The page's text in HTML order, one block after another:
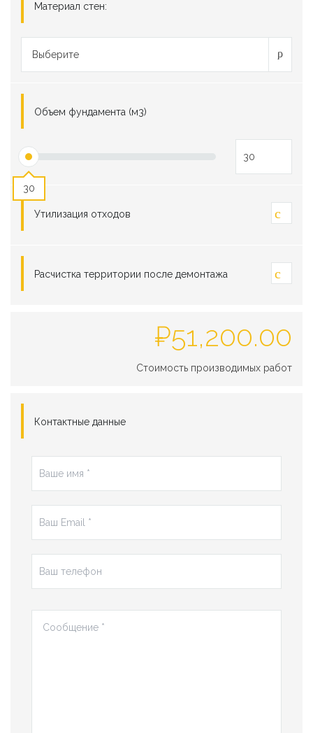
Материал стен:
Выберите
Объем фундамента (м3)
30
Утилизация отходов
Расчистка территории после демонтажа
₽51,200.00
Стоимость производимых работ
Контактные данные